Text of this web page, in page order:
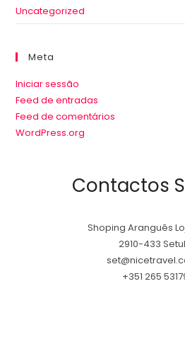
Uncategorized
Meta
Iniciar sessão
Feed de entradas
Feed de comentários
WordPress.org
Contactos
Shoping Aranguês
2910-433
+351 265